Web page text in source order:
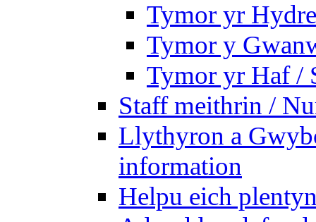
Tymor yr
Tymor y
Tymor yr Haf /
Staff meithrin /
Llythyron a
information
Helpu eich